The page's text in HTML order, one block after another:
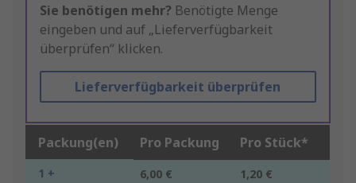
Sie benötigen mehr? Benötigte Menge
eingeben und auf „Lieferverfügbarkeit
überprüfen“ klicken.
Lieferverfügbarkeit überprüfen
Packung(en) Pro Packung Pro Stück*
1 + 6,00 € 1,20 €